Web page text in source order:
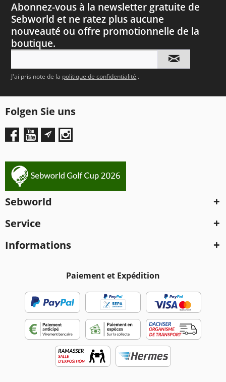
Abonnez-vous à la newsletter gratuite de
Sebworld et ne ratez plus aucune
nouveauté ou offre promotionnelle de la
boutique.
J'ai pris note de la politique de confidentialité .
Folgen Sie uns
Sebworld
Service
Informations
Paiement et Expédition